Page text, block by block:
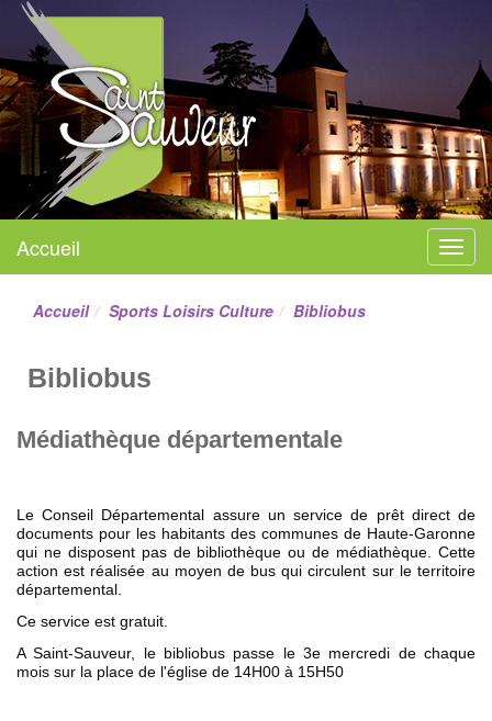
Mairie de Saint-Sauveur
Site officiel
Menu
Accueil
Accueil Sports Loisirs Culture Bibliobus
Bibliobus
Médiathèque départementale
Le Conseil Départemental assure un service de prêt direct de
documents pour les habitants des communes de Haute-Garonne
qui ne disposent pas de bibliothèque ou de médiathèque. Cette
action est réalisée au moyen de bus qui circulent sur le territoire
départemental.
Ce service est gratuit.
A Saint-Sauveur, le bibliobus passe le 3e mercredi de chaque
mois sur la place de l'église de 14H00 à 15H50